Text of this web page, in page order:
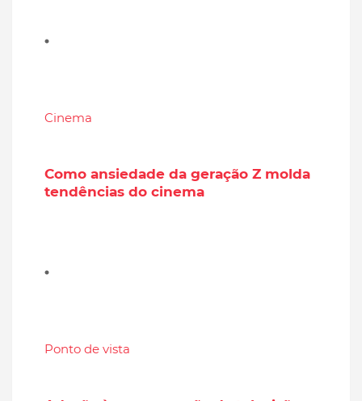
Cinema
Como ansiedade da geração Z molda
tendências do cinema
Ponto de vista